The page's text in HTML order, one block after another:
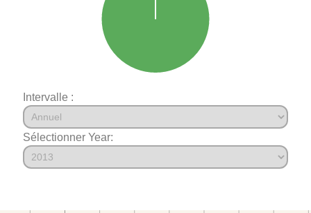
Intervalle :
Sélectionner Year: